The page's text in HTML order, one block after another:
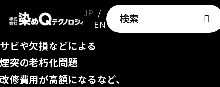
JP
EN
検索
サビや欠損などによる
煙突の老朽化問題
改修費用が高額になるなど、